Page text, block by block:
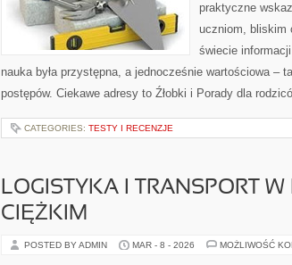
praktyczne
uczniom, bliskim
świecie
nauka była przystępna, a jednocześnie wartościowa –
postępów. Ciekawe adresy to Źłobki i Porady dla
CATEGORIES: TESTY I RECENZJE
LOGISTYKA I TRANSPORT W
CIĘŻKIM
POSTED BY ADMIN MAR - 8 - 2026 MOŻLIWOŚĆ